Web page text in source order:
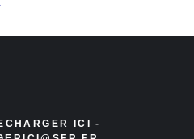
ICI -